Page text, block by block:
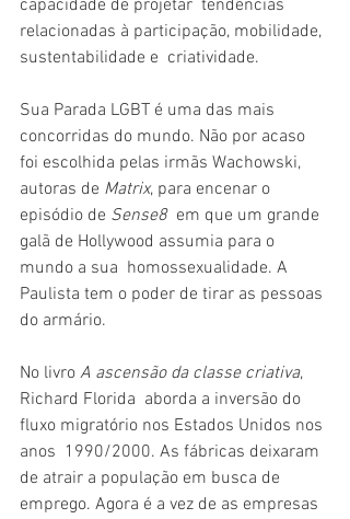
capacidade de projetar  tendências
relacionadas à participação, mobilidade,
sustentabilidade e  criatividade.
Sua Parada LGBT é uma das mais
concorridas do mundo. Não por acaso
foi escolhida pelas irmãs Wachowski,
autoras de Matrix, para encenar o
episódio de Sense8
  em que um grande
galã de Hollywood assumia para o
mundo a sua  homossexualidade. A
Paulista tem o poder de tirar as pessoas
do armário.
No livro A ascensão da classe criativa,
Richard Florida  aborda a inversão do
fluxo migratório nos Estados Unidos nos
anos  1990/2000. As fábricas deixaram
de atrair a população em busca de
emprego. Agora é a vez de as empresas